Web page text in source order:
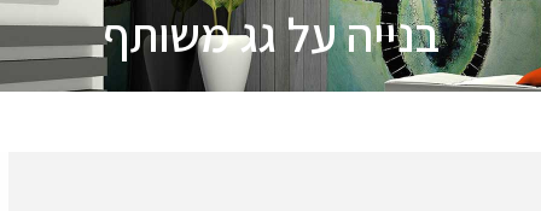
בנייה על גג משותף